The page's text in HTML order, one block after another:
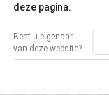
deze pagina.
Bent u eigenaar
van deze website?